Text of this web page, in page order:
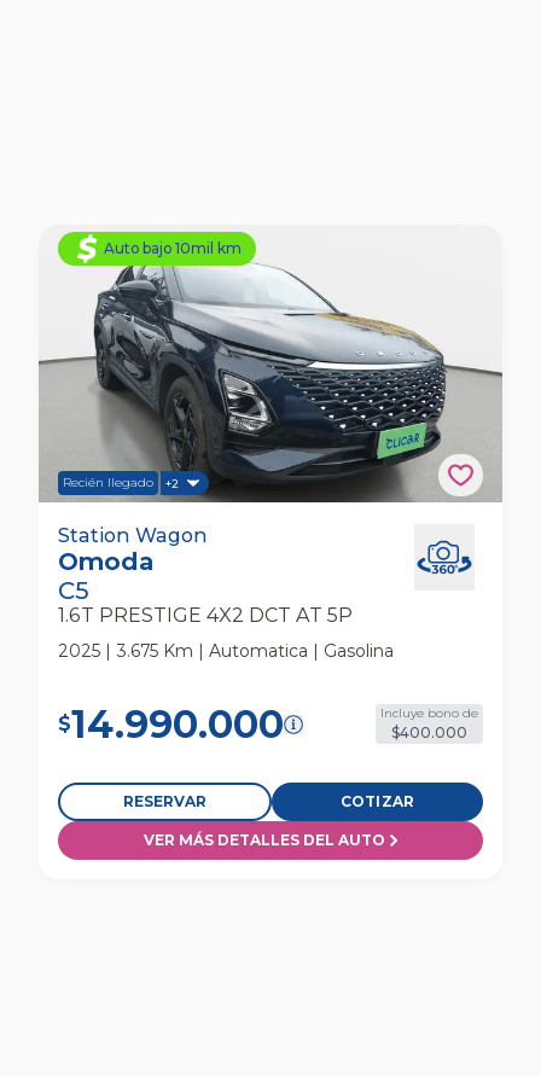
Auto bajo 10mil km
Recién llegado +2
Omoda C5 1.6t Prestige 4x2 Dct At 5p Station
Wagon
Station Wagon
Omoda
C5
1.6T PRESTIGE 4X2 DCT AT 5P
2025 | 3.675 Km | Automatica | Gasolina
$14.990.000 Incluye bono de
$400.000
RESERVAR COTIZAR
VER MÁS DETALLES DEL AUTO